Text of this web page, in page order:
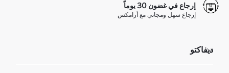
إرجاع في غضون 30 يوماً
إرجاع سهل ومجاني مع أرامكس
ديفاكتو